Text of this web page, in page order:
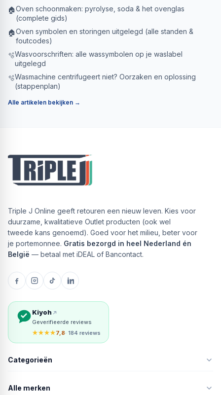
🏠Oven schoonmaken: pyrolyse, soda & het ovenglas
(complete gids)
🏠Oven symbolen en storingen uitgelegd (alle standen &
foutcodes)
🫧Wasvoorschriften: alle wassymbolen op je waslabel
uitgelegd
🫧Wasmachine centrifugeert niet? Oorzaken en oplossing
(stappenplan)
Alle artikelen bekijken →
Triple J Online geeft retouren een nieuw leven. Kies voor
duurzame, kwalitatieve Outlet producten (ook wel
tweede kans genoemd). Goed voor het milieu, beter voor
je portemonnee. Gratis bezorgd in heel Nederland én
België — betaal met iDEAL of Bancontact.
Kiyoh
Geverifieerde reviews
★★★★7,8· 184 reviews
Categorieën
Alle merken